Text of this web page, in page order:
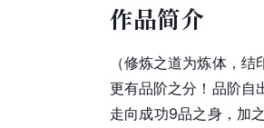
作品简介
（修炼之道为炼体，
更有品阶之分！品阶自
走向成功9品之身，加